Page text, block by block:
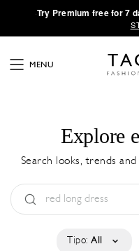
·Try Premium free for 7
MENU
Explore
Search looks, trends
Tipo: All